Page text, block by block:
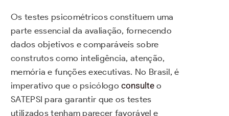
Os testes psicométricos constituem uma
parte essencial da avaliação, fornecendo
dados objetivos e comparáveis sobre
construtos como inteligência, atenção,
memória e funções executivas. No Brasil, é
imperativo que o psicólogoconsulte o
SATEPSI para garantir que os testes
utilizados tenham parecer favorável e